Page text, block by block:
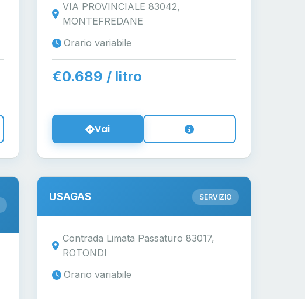
VIA PROVINCIALE 83042,
MONTEFREDANE
Orario variabile
€0.689 / litro
Vai
USAGAS SERVIZIO
Contrada Limata Passaturo 83017,
ROTONDI
Orario variabile